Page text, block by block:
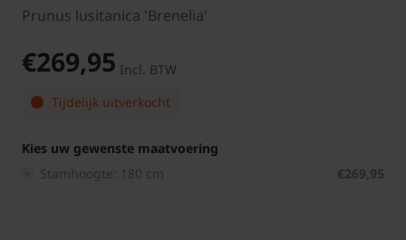
Prunus lusitanica 'Brenelia'
€269,95 Incl. BTW
Tijdelijk uitverkocht
Kies uw gewenste maatvoering
Stamhoogte: 180 cm
€269,95